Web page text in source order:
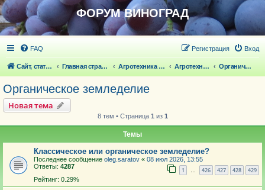
ФОРУМ ВИНОГРАД
FAQ Вход
Регистрация
Сайт, статьи Главная страница Агротехника выращивания винограда Агротехника выращивания винограда Органическое земледелие
Органическое земледелие
Новая тема
8 тем • Страница 1 из 1
Темы
Классическое или органическое земледелие?
Последнее сообщение oleg.saratov « 08 июл 2026, 13:55
Ответы: 4287 1 … 426 427 428 429
Рейтинг: 0.29%